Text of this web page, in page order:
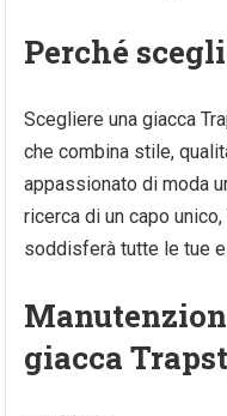
Perché
Scegliere una giacca
che combina stile,
appassionato di moda
ricerca di un capo
soddisferà tutte le tue
giacca